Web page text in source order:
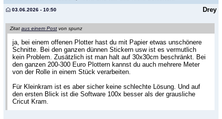
Drey
03.06.2026 - 10:50
Zitat aus einem Post von spunz
ja, bei einem offenen Plotter hast du mit Papier etwas unschönere
Schnitte. Bei den ganzen dünnen Stickern usw ist es vermutlich
kein Problem. Zusätzlich ist man halt auf 30x30cm beschränkt. Bei
den ganzen 200-300 Euro Plottern kannst du auch mehrere Meter
von der Rolle in einem Stück verarbeiten.
Für Kleinkram ist es aber sicher keine schlechte Lösung. Und auf
den ersten Blick ist die Software 100x besser als der grausliche
Cricut Kram.